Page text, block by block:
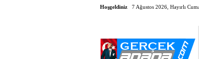
Hoşgeldiniz 7 Ağustos 2026, Hayırlı